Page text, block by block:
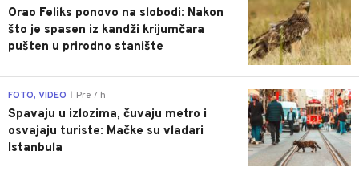
Orao Feliks ponovo na slobodi: Nakon
što je spasen iz kandži krijumčara
pušten u prirodno stanište
0
FOTO, VIDEO Pre 7 h
Spavaju u izlozima, čuvaju metro i
osvajaju turiste: Mačke su vladari
Istanbula